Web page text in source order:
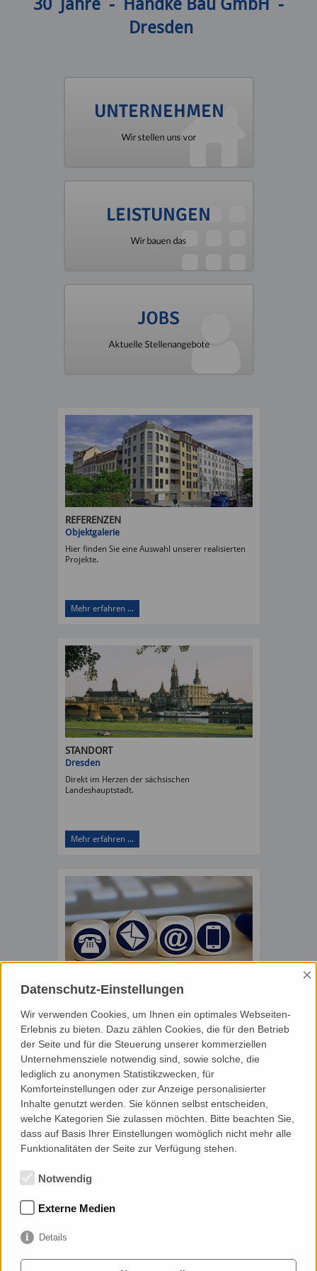
30 Jahre - Handke Bau GmbH -
Dresden
REFERENZEN
Objektgalerie
Hier finden Sie eine Auswahl unserer realisierten
Projekte.
Mehr erfahren ...
STANDORT
Dresden
Direkt im Herzen der sächsischen
Landeshauptstadt.
Mehr erfahren ...
Handke Bau GmbH
Nehmen Sie Kontakt zu uns auf, wir beraten Sie
gern.
Mehr erfahren ...
Telefon: 0351 27219-0
Datenschutz-Einstellungen
×
Wir verwenden Cookies, um Ihnen ein optimales Webseiten-
Erlebnis zu bieten. Dazu zählen Cookies, die für den Betrieb
der Seite und für die Steuerung unserer kommerziellen
Unternehmensziele notwendig sind, sowie solche, die
lediglich zu anonymen Statistikzwecken, für
Komforteinstellungen oder zur Anzeige personalisierter
Inhalte genutzt werden. Sie können selbst entscheiden,
welche Kategorien Sie zulassen möchten. Bitte beachten Sie,
dass auf Basis Ihrer Einstellungen womöglich nicht mehr alle
Funktionalitäten der Seite zur Verfügung stehen.
Notwendig
Externe Medien
Details